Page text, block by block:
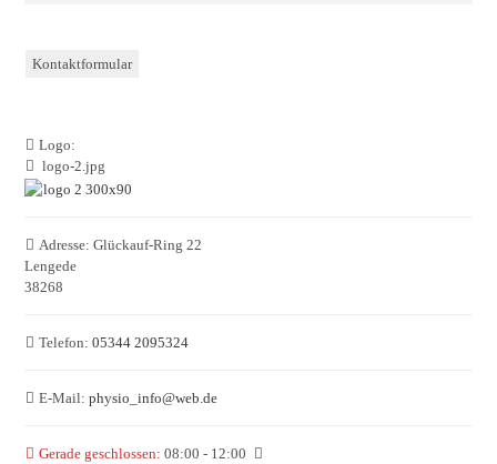
Kontaktformular
Logo:
logo-2.jpg
Adresse: Glückauf-Ring 22
Lengede
38268
Telefon: 05344 2095324
E-Mail: physio_info@web.de
Gerade geschlossen: 08:00 - 12:00